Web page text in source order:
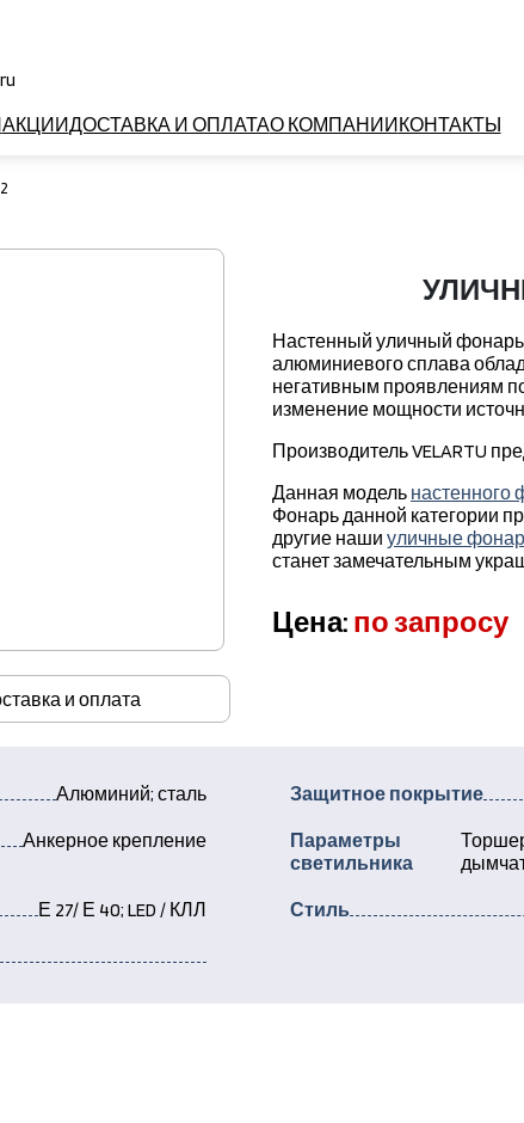
АКЦИИДОСТАВКА И ОПЛАТАО КОМПАНИИКОНТАКТЫ
Настенный уличный
алюминиевого сплава
негативным проявлениям
изменение мощности
Производитель VELARTU
Данная модель настенного
Фонарь данной категории
другие наши уличные
станет замечательным
Цена: по запросу
и оплата
Алюминий; сталь Защитное покрытие
Анкерное крепление
Параметры
светильника
Е 27/ Е 40; LED / КЛЛ Стиль